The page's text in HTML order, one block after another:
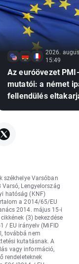
2026.
15:49
Az euróövezet PMI-
mutatói: a német
fellendülés
székhelye Varsóban
Lengyelország
hatóság (KNF)
a 2014/65/EU
2014. május 15-i
(3) bekezdése
/ EU irányelv (MiFID
továbbá nem
kutatásnak. A
vagy információ,
rendeleteknek